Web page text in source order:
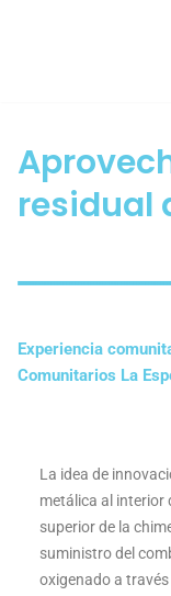
residual
Experiencia
Comunitarios La
La idea de
metálica al interior
superior de la
suministro del
oxigenado a